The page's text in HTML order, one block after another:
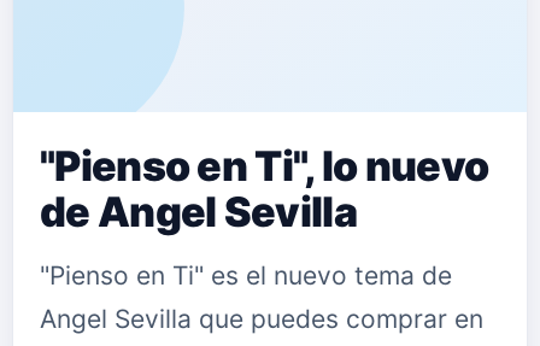
"Pienso en Ti", lo nuevo
de Angel Sevilla
"Pienso en Ti" es el nuevo tema de
Angel Sevilla que puedes comprar en